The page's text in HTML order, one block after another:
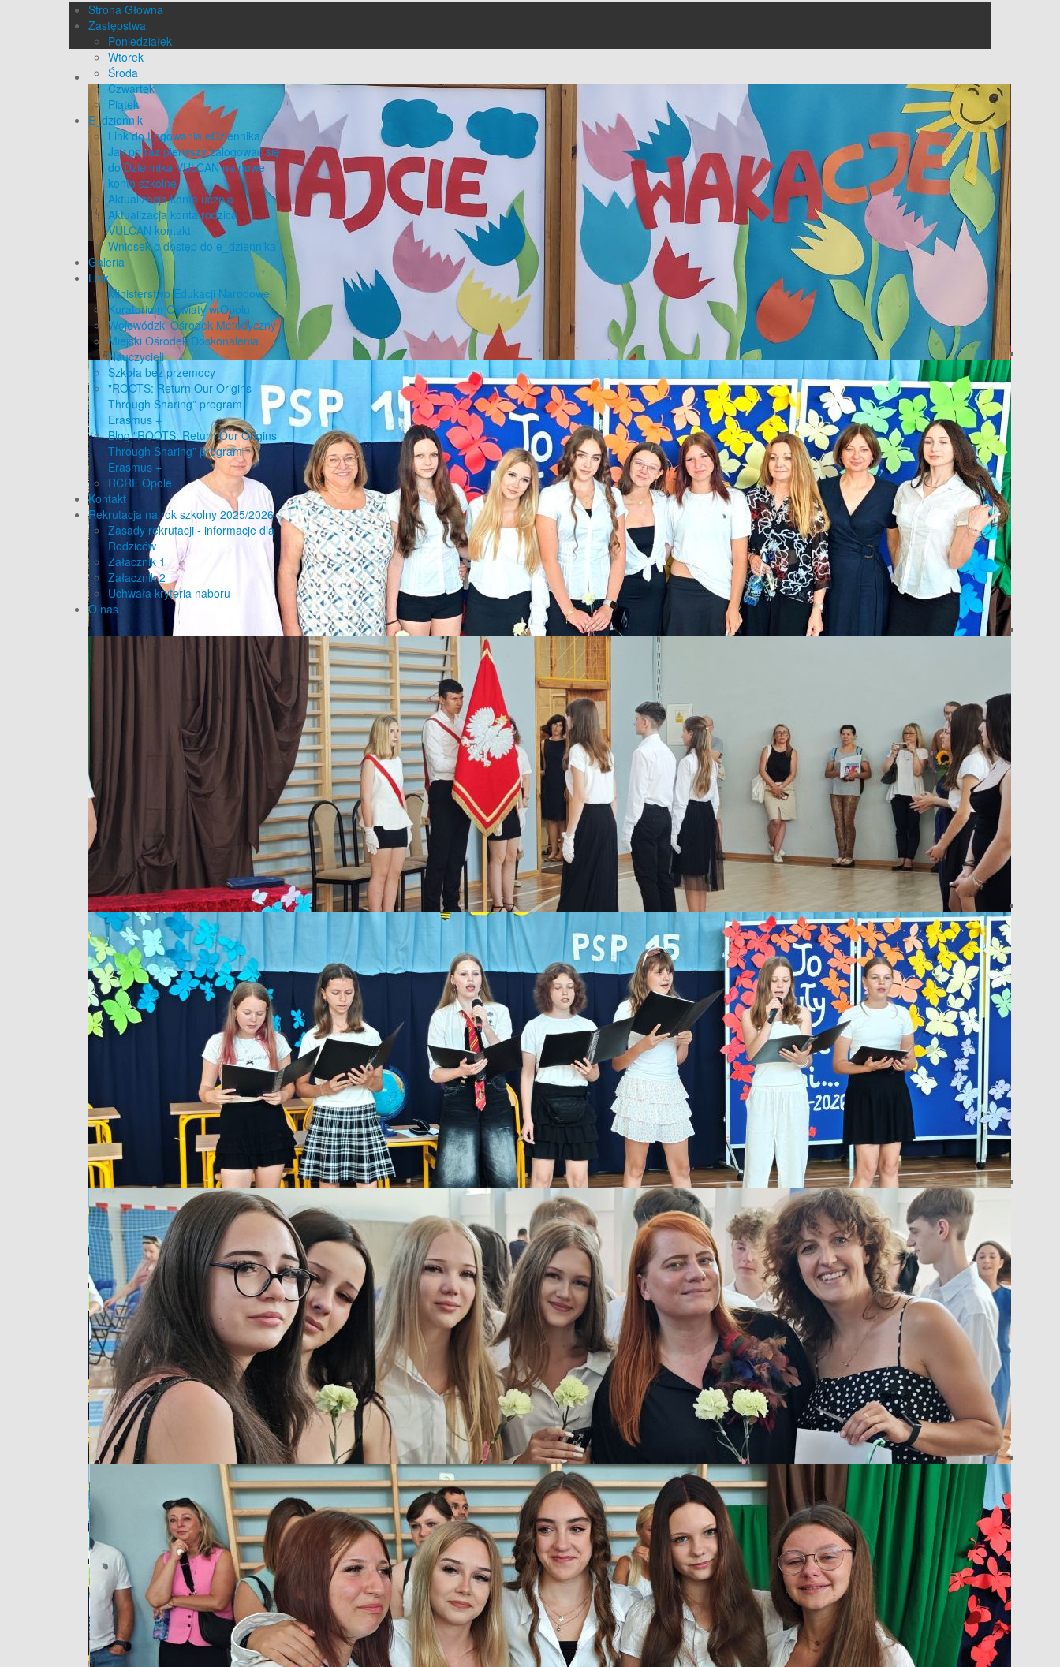
Strona Główna
Zastępstwa
Poniedziałek
Wtorek
Środa
Czwartek
Piątek
E_dziennik
Link do Logowania eDziennika
Jak po raz pierwszy zalogować się
do Dziennika VULCAN na nowe
konto szkolne
Aktualizacja konta ucznia
Aktualizacja konta rodzica
VULCAN kontakt
Wniosek o dostęp do e_dziennika
Galeria
Linki
Ministerstwo Edukacji Narodowej
Kuratorium Oświaty w Opolu
Wojewódzki Ośrodek Metodyczny
Miejski Ośrodek Doskonalenia
Nauczycieli
Szkoła bez przemocy
"ROOTS: Return Our Origins
Through Sharing” program
Erasmus +
Blog "ROOTS: Return Our Origins
Through Sharing” program
Erasmus +
RCRE Opole
Kontakt
Rekrutacja na rok szkolny 2025/2026
Zasady rekrutacji - informacje dla
Rodziców
Załacznik 1
Załacznik 2
Uchwała kryteria naboru
O nas